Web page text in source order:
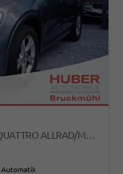
2.0L 132KW 16V TFSI SPORT QUATTRO ALLRAD/METALLIC
Automatik